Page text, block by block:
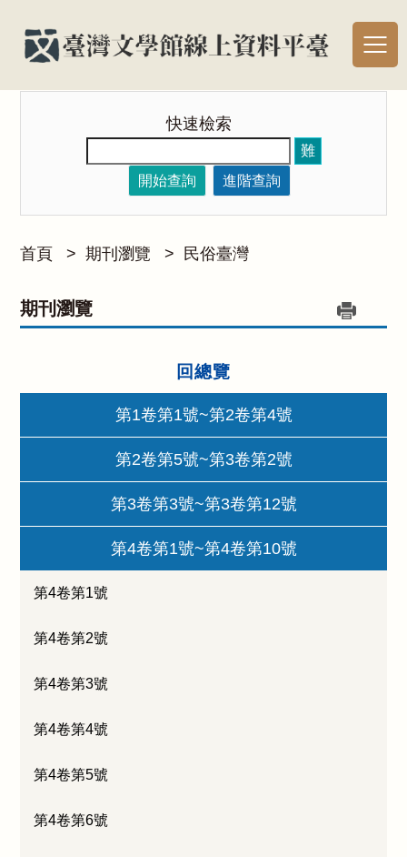
快速檢索
難
開始查詢
進階查詢
首頁 > 期刊瀏覽 > 民俗臺灣
期刊瀏覽
回總覽
第1卷第1號~第2卷第4號
第2卷第5號~第3卷第2號
第3卷第3號~第3卷第12號
第4卷第1號~第4卷第10號
第4卷第1號
第4卷第2號
第4卷第3號
第4卷第4號
第4卷第5號
第4卷第6號